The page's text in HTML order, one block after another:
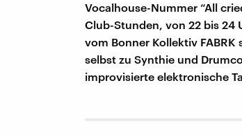
Vocalhouse-Nummer “All
Club-Stunden, von 22 bis 24
vom Bonner Kollektiv
selbst zu Synthie und
improvisierte elektronische